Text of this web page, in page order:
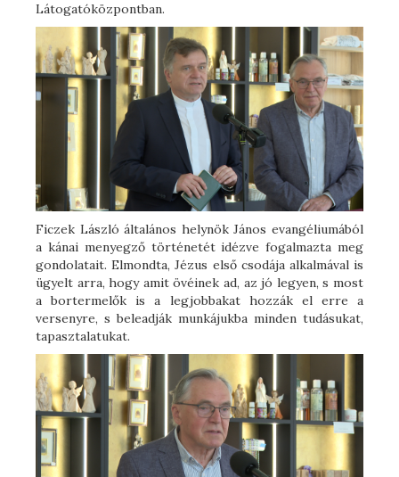
Látogatóközpontban.
Ficzek László általános helynök János evangéliumából
a kánai menyegző történetét idézve fogalmazta meg
gondolatait. Elmondta, Jézus első csodája alkalmával is
ügyelt arra, hogy amit övéinek ad, az jó legyen, s most
a bortermelők is a legjobbakat hozzák el erre a
versenyre, s beleadják munkájukba minden tudásukat,
tapasztalatukat.